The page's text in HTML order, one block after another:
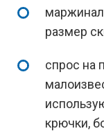
размер
спрос на
крючки,